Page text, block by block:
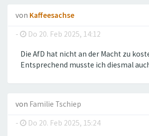
von Kaffeesachse
-
Do 20. Feb 2025, 14:12
Die AfD hat nicht an der Macht zu
Entsprechend musste ich diesmal
von Familie Tschiep
-
Do 20. Feb 2025, 15:24